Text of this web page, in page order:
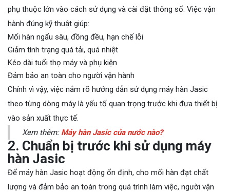
phụ thuộc lớn vào cách sử dụng và cài đặt thông số. Việc vận
hành đúng kỹ thuật giúp:
Mối hàn ngấu sâu, đồng đều, hạn chế lỗi
Giảm tình trạng quá tải, quá nhiệt
Kéo dài tuổi thọ máy và phụ kiện
Đảm bảo an toàn cho người vận hành
Chính vì vậy, việc nắm rõ hướng dẫn sử dụng máy hàn Jasic
theo từng dòng máy là yếu tố quan trọng trước khi đưa thiết bị
vào sản xuất thực tế.
Xem thêm: Máy hàn Jasic của nước nào?
2. Chuẩn bị trước khi sử dụng máy
hàn Jasic
Để máy hàn Jasic hoạt động ổn định, cho mối hàn đạt chất
lượng và đảm bảo an toàn trong quá trình làm việc, người vận